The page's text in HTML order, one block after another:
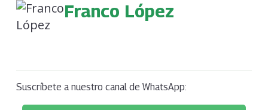
Franco López
Suscríbete a nuestro canal de WhatsApp: